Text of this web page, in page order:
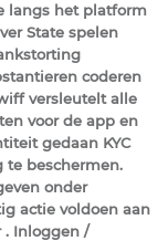
langs het platform
State spelen
coderen
versleutelt alle
voor de app en
gedaan KYC
beschermen.
onder
actie voldoen aan
. Inloggen /